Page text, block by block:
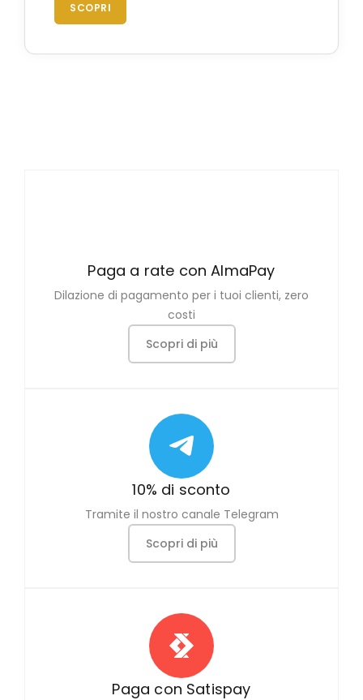
SCOPRI
Paga a rate con AlmaPay
Dilazione di pagamento per i tuoi clienti, zero
costi
Scopri di più
10% di sconto
Tramite il nostro canale Telegram
Scopri di più
Paga con Satispay